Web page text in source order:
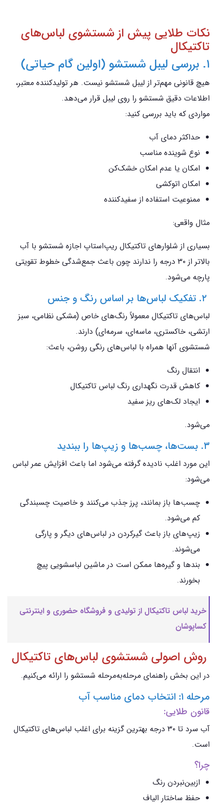
نکات طلایی پیش از شستشوی لباس‌های
تاکتیکال
۱. بررسی لیبل شستشو (اولین گام حیاتی)
هیچ قانونی مهم‌تر از لیبل شستشو نیست. هر تولیدکننده معتبر،
اطلاعات دقیق شستشو را روی لیبل قرار می‌دهد.
مواردی که باید بررسی کنید:
حداکثر دمای آب
نوع شوینده مناسب
امکان یا عدم امکان خشک‌کن
امکان اتوکشی
ممنوعیت استفاده از سفیدکننده
مثال واقعی:
بسیاری از شلوارهای تاکتیکال ریپ‌استاپ اجازه شستشو با آب
بالاتر از ۳۰ درجه را ندارند چون باعث جمع‌شدگی خطوط تقویتی
پارچه می‌شود.
لباس‌های تاکتیکال معمولاً رنگ‌های خاص (مشکی نظامی، سبز
ارتشی، خاکستری، ماسه‌ای، سرمه‌ای) دارند.
شستشوی آنها همراه با لباس‌های رنگی روشن، باعث:
انتقال رنگ
کاهش قدرت نگهداری رنگ لباس تاکتیکال
ایجاد لک‌های ریز سفید
می‌شود.
۳. بست‌ها، چسب‌ها و زیپ‌ها را ببندید
این مورد اغلب نادیده گرفته می‌شود اما باعث افزایش عمر لباس
می‌شود:
چسب‌ها باز بمانند، پرز جذب می‌کنند و خاصیت چسبندگی
کم می‌شود.
زیپ‌های باز باعث گیرکردن در لباس‌های دیگر و پارگی
می‌شوند.
بندها و گیره‌ها ممکن است در ماشین لباسشویی پیچ
بخورند.
خرید لباس تاکتیکال از تولیدی و فروشگاه حضوری و اینترنتی
کساپوشان
روش اصولی شستشوی لباس‌های تاکتیکال
در این بخش راهنمای مرحله‌به‌مرحله شستشو را ارائه می‌کنیم.
مرحله ۱: انتخاب دمای مناسب آب
قانون طلایی:
آب سرد تا ۳۰ درجه بهترین گزینه برای اغلب لباس‌های تاکتیکال
است.
چرا؟
ازبین‌نبردن رنگ
حفظ ساختار الیاف